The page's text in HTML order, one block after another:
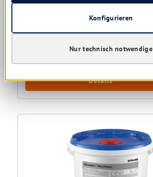
Sofort verfügbar, Lieferzeit: 1-5 Tage
45,30 €
Details
Nur technisch notwendige
Konfigurieren